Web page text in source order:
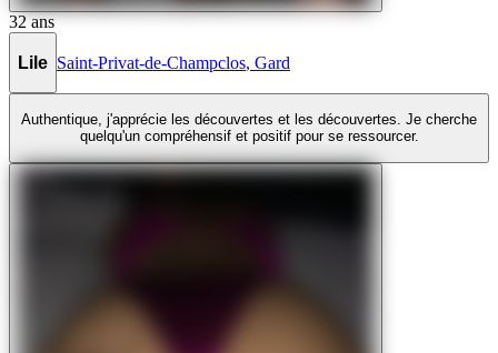
32 ans
Lile Saint-Privat-de-Champclos, Gard
Authentique, j'apprécie les découvertes et les découvertes. Je cherche
quelqu'un compréhensif et positif pour se ressourcer.